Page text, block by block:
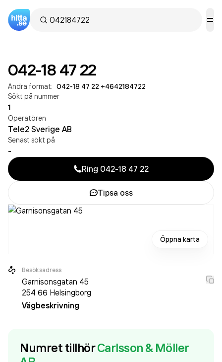
042-18 47 22
Andra format: 042-18 47 22 +4642184722
Sökt på nummer
1
Operatören
Tele2 Sverige AB
Senast sökt på
-
Ring 042-18 47 22
Tipsa oss
Öppna karta
Besöksadress
Garnisonsgatan 45
254 66 Helsingborg
Vägbeskrivning
Numret tillhörCarlsson & Möller